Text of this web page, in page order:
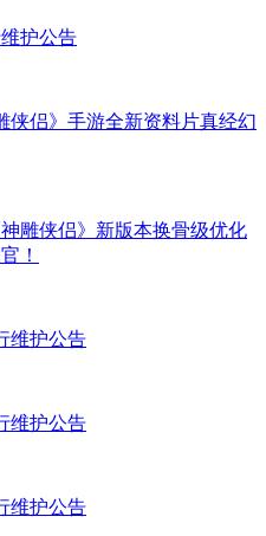
护公告
侠侣》手游全新资料片真经幻
雕侠侣》新版本换骨级优化
！
维护公告
维护公告
维护公告